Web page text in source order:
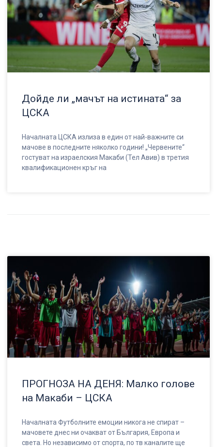
Дойде ли „мачът на истината“ за
ЦСКА
Началната ЦСКА излиза в един от най-важните си
мачове в последните няколко години! „Червените“
гостуват на израелския Макаби (Тел Авив) в третия
квалификационен кръг на
ПРОГНОЗА НА ДЕНЯ: Малко голове
на Макаби – ЦСКА
Началната Футболните емоции никога не спират –
мачовете днес ни очакват от България, Европа и
света. Но независимо от спорта, по тв каналите ще